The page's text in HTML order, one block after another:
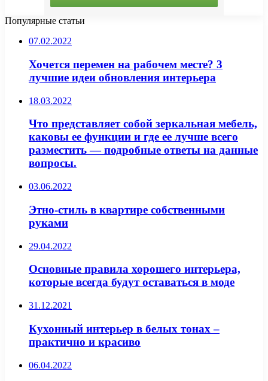
Популярные статьи
07.02.2022
Хочется перемен на рабочем месте? 3
лучшие идеи обновления интерьера
18.03.2022
Что представляет собой зеркальная мебель,
каковы ее функции и где ее лучше всего
разместить — подробные ответы на данные
вопросы.
03.06.2022
Этно-стиль в квартире собственными
руками
29.04.2022
Основные правила хорошего интерьера,
которые всегда будут оставаться в моде
31.12.2021
Кухонный интерьер в белых тонах –
практично и красиво
06.04.2022